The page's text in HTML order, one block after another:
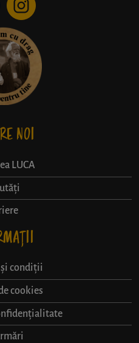
NOI
LUCA
condiții
cookies